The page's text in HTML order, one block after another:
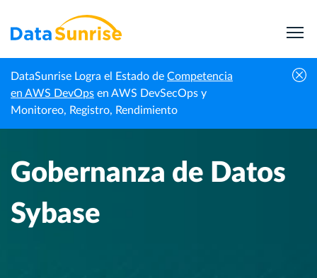
DataSunrise Logra el Estado de Competencia
en AWS DevOps en AWS DevSecOps y
Monitoreo, Registro, Rendimiento
Inicio Centro de Conocimiento Gobernanza de Datos Sybase
Gobernanza de Datos
Sybase